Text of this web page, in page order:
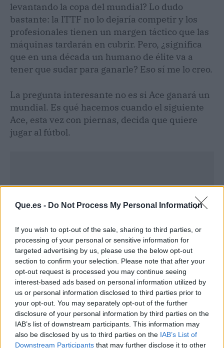
Que.es - Do Not Process My Personal Information
If you wish to opt-out of the sale, sharing to third parties, or
processing of your personal or sensitive information for
targeted advertising by us, please use the below opt-out
section to confirm your selection. Please note that after your
opt-out request is processed you may continue seeing
interest-based ads based on personal information utilized by
us or personal information disclosed to third parties prior to
your opt-out. You may separately opt-out of the further
disclosure of your personal information by third parties on the
IAB’s list of downstream participants. This information may
also be disclosed by us to third parties on the IAB’s List of
Downstream Participants that may further disclose it to other
levantando la copa del mundial? Lo dudo
bastante: la ITTF no lo dejaría competir y los
profesionales tienen un margen táctico que las
máquinas tardarán en cubrir. Pero, ¿significa
que en una década un humano de élite va a
tener que sudar para ganarle? Eso sí me lo creo.
La pregunta interesante no es si Ace ganará un
mundial. Es qué hacemos cuando el siguiente
Ace, esta vez con piernas, decida que quiere
jugar al fútbol.
Publicidad